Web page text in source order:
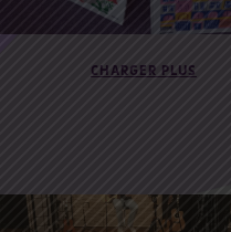
CHARGER PLUS